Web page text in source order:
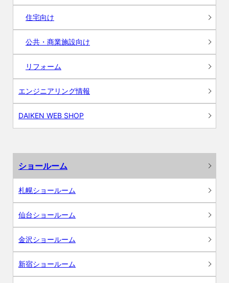
住宅向け
公共・商業施設向け
リフォーム
エンジニアリング情報
DAIKEN WEB SHOP
ショールーム
札幌ショールーム
仙台ショールーム
金沢ショールーム
新宿ショールーム